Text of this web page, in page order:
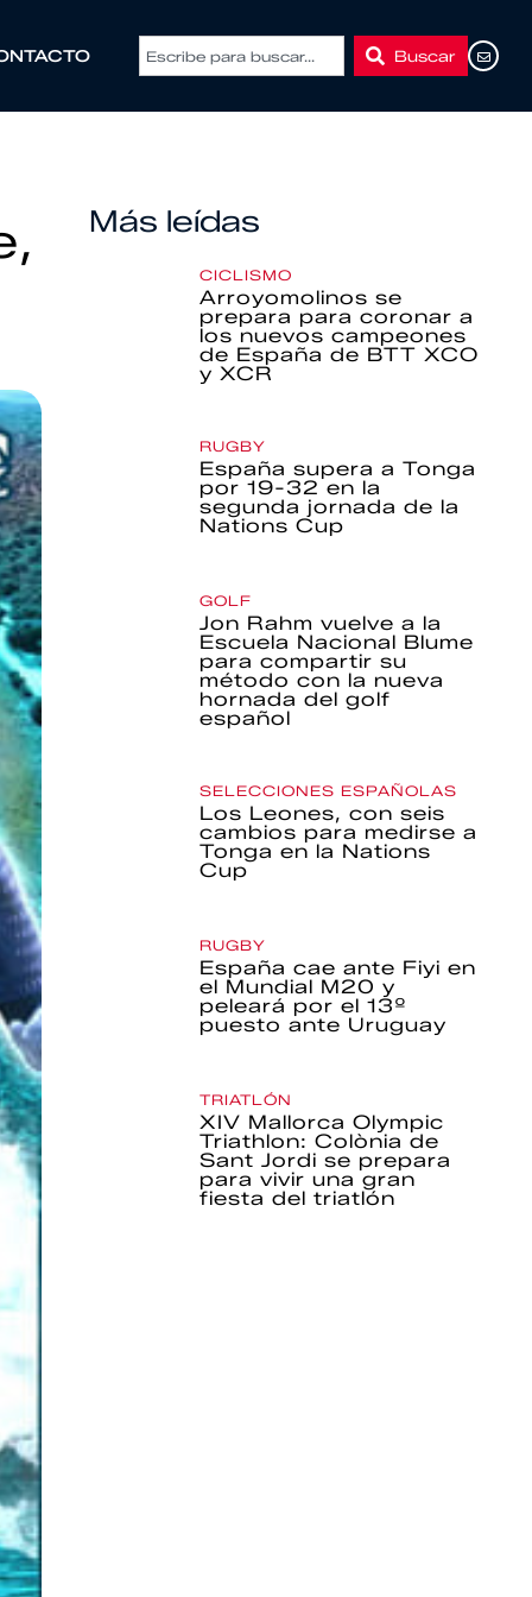
Buscar
Más leídas
CICLISMO
Arroyomolinos se
prepara para coronar a
los nuevos campeones
de España de BTT XCO
y XCR
RUGBY
España supera a Tonga
por 19-32 en la
segunda jornada de la
Nations Cup
GOLF
Jon Rahm vuelve a la
Escuela Nacional Blume
para compartir su
método con la nueva
hornada del golf
español
SELECCIONES ESPAÑOLAS
Los Leones, con seis
cambios para medirse a
Tonga en la Nations
Cup
RUGBY
España cae ante Fiyi en
el Mundial M20 y
peleará por el 13º
puesto ante Uruguay
TRIATLÓN
XIV Mallorca Olympic
Triathlon: Colònia de
Sant Jordi se prepara
para vivir una gran
fiesta del triatlón